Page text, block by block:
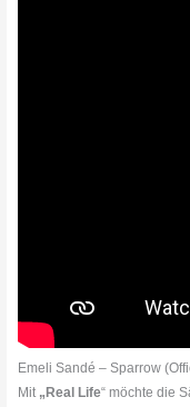
Emeli Sandé – Sparrow
Mit „Real Life“ möchte die